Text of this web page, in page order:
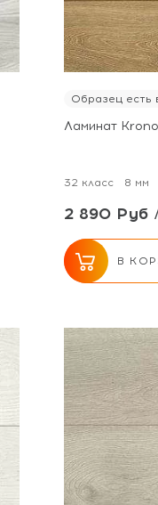
Образец есть
Ламинат
32 класс 8 мм
2 890 Руб
В